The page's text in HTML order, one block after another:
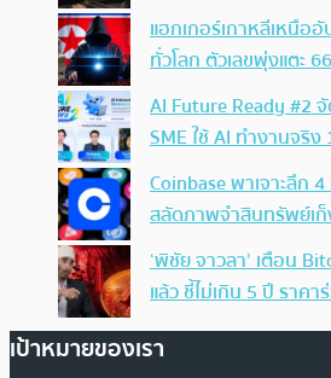
แฮกเกอร์เกาหลีเหนือ
ทั่วโลก ตัวเลขพุ่งแตะ
AI Future Ready #2
SME ใช้ AI ทำงานจริ
Coinbase พาเจาะลึก
สลัดภาพจำสินทรัพย์เก็
‘พิชัย จาวลา’ เตือน
แล้ว ชี้ไม่เกิน 5 ปี ราค
เป้าหมายของเรา